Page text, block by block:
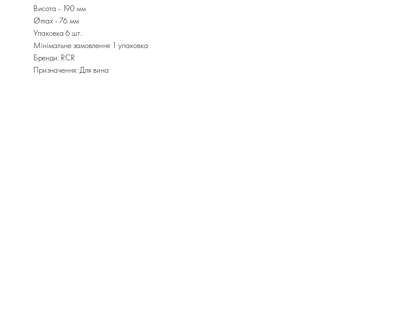
Висота - 190 мм
Ømax - 76 мм
Упаковка 6 шт.
Мінімальне замовлення 1 упаковка
Бренди: RCR
Призначення: Для вина